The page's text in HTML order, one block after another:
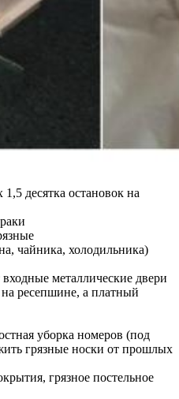
десятка остановок на
чайника, холодильника)
металлические двери
на ресепшине, а платный
уборка номеров (под
грязные носки от прошлых
грязное постельное